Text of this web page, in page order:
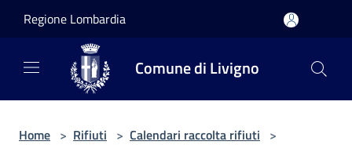
Regione Lombardia
Comune di Livigno
Home > Rifiuti > Calendari raccolta rifiuti >